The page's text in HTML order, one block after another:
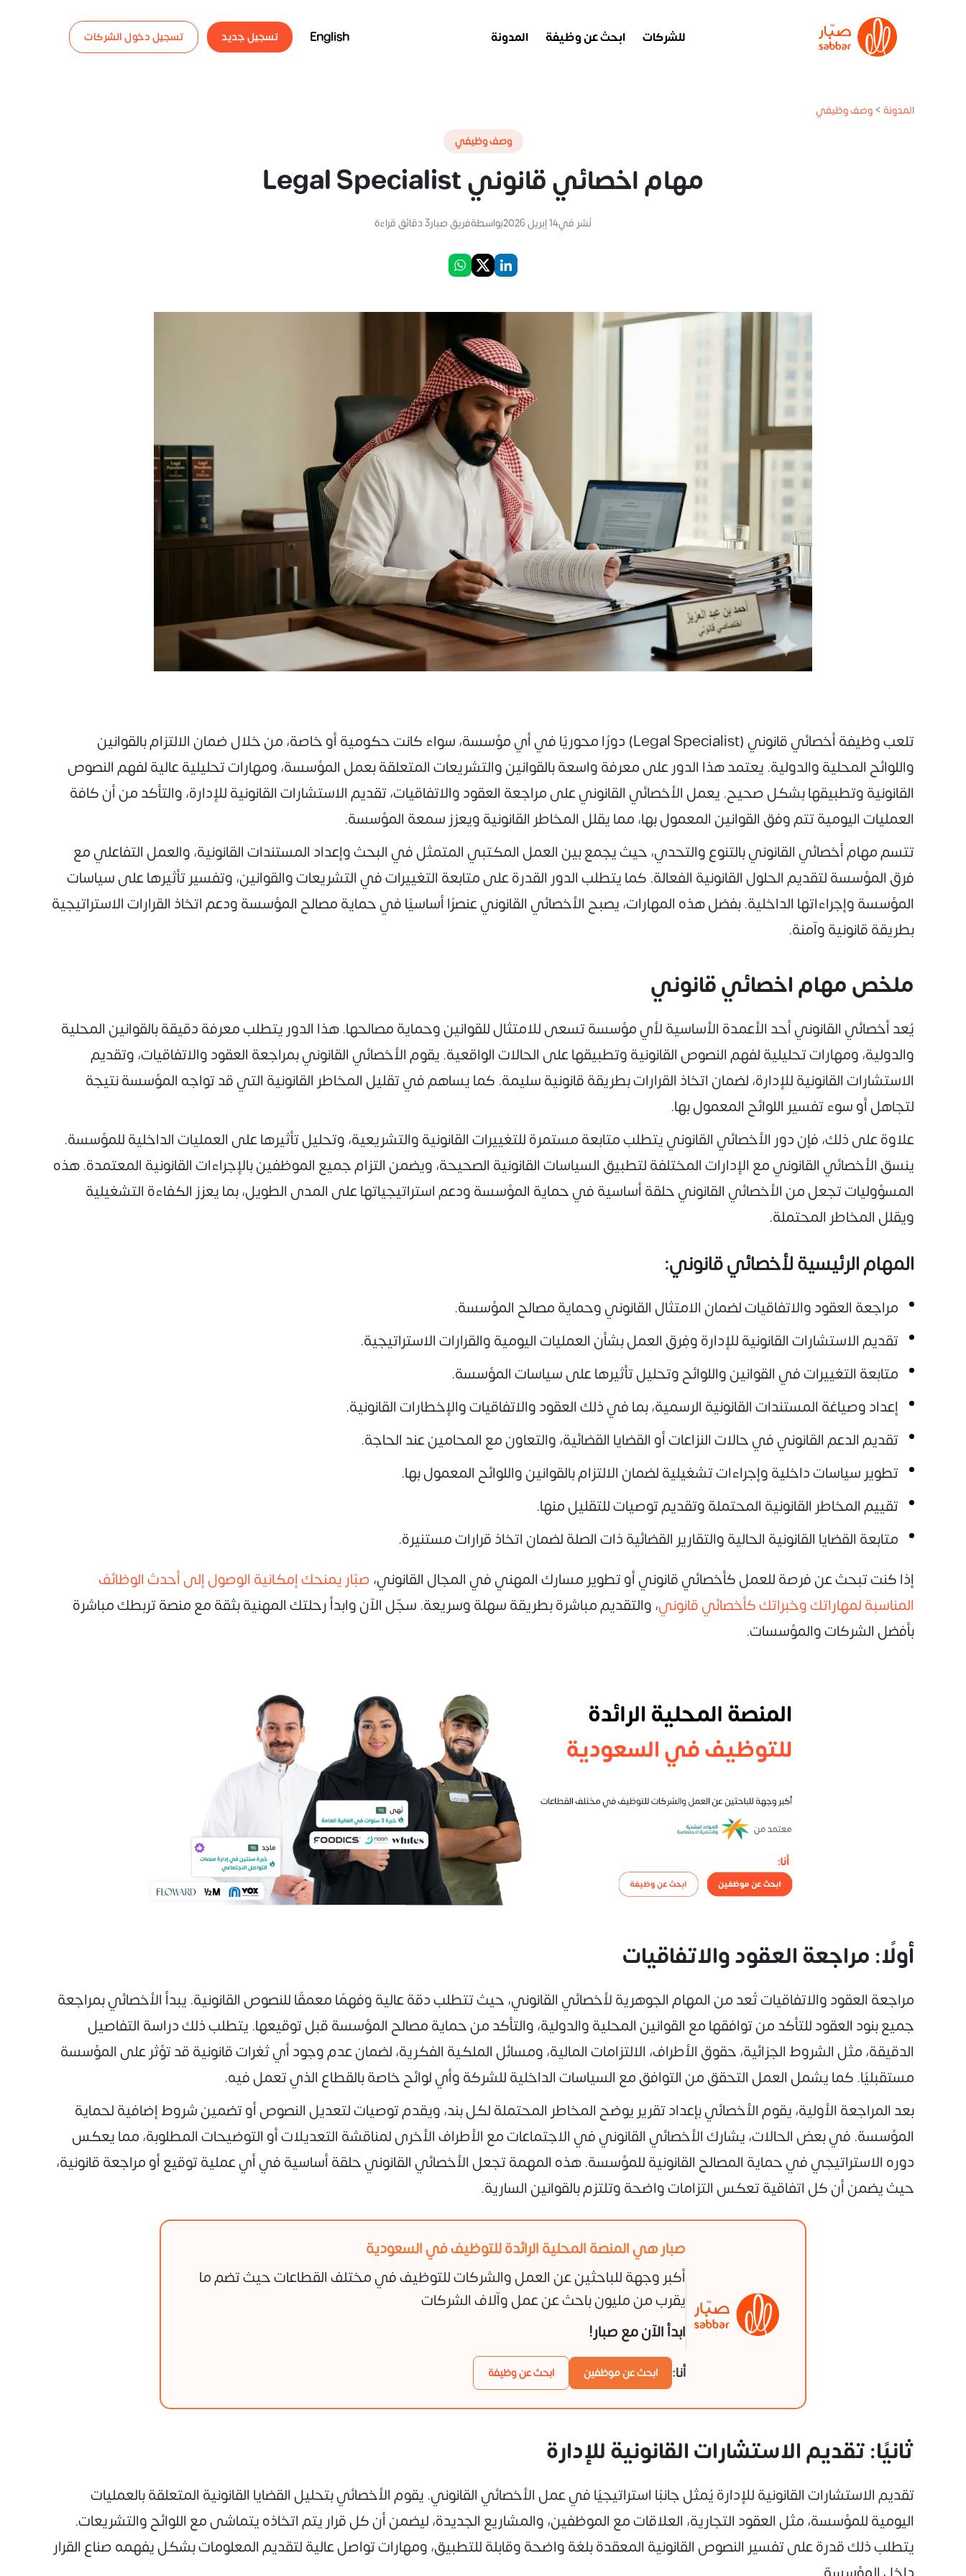
للشركات ابحث عن وظيفة المدونة English تسجيل جديد تسجيل دخول الشركات
المدونة>وصف وظيفي
وصف وظيفي
مهام اخصائي قانوني Legal Specialist
نُشر في14 إبريل 2026 بواسطةفريق صبار3دقائق قراءة
تلعب وظيفة أخصائي قانوني (Legal Specialist) دورًا محوريًا في أي مؤسسة، سواء كانت حكومية أو خاصة، من خلال ضمان الالتزام بالقوانين
واللوائح المحلية والدولية. يعتمد هذا الدور على معرفة واسعة بالقوانين والتشريعات المتعلقة بعمل المؤسسة، ومهارات تحليلية عالية لفهم النصوص
القانونية وتطبيقها بشكل صحيح. يعمل الأخصائي القانوني على مراجعة العقود والاتفاقيات، تقديم الاستشارات القانونية للإدارة، والتأكد من أن كافة
العمليات اليومية تتم وفق القوانين المعمول بها، مما يقلل المخاطر القانونية ويعزز سمعة المؤسسة.
تتسم مهام أخصائي القانوني بالتنوع والتحدي، حيث يجمع بين العمل المكتبي المتمثل في البحث وإعداد المستندات القانونية، والعمل التفاعلي مع
فرق المؤسسة لتقديم الحلول القانونية الفعالة. كما يتطلب الدور القدرة على متابعة التغييرات في التشريعات والقوانين، وتفسير تأثيرها على سياسات
المؤسسة وإجراءاتها الداخلية. بفضل هذه المهارات، يصبح الأخصائي القانوني عنصرًا أساسيًا في حماية مصالح المؤسسة ودعم اتخاذ القرارات الاستراتيجية
بطريقة قانونية وآمنة.
ملخص مهام اخصائي قانوني
يُعد أخصائي القانوني أحد الأعمدة الأساسية لأي مؤسسة تسعى للامتثال للقوانين وحماية مصالحها. هذا الدور يتطلب معرفة دقيقة بالقوانين المحلية
والدولية، ومهارات تحليلية لفهم النصوص القانونية وتطبيقها على الحالات الواقعية. يقوم الأخصائي القانوني بمراجعة العقود والاتفاقيات، وتقديم
الاستشارات القانونية للإدارة، لضمان اتخاذ القرارات بطريقة قانونية سليمة. كما يساهم في تقليل المخاطر القانونية التي قد تواجه المؤسسة نتيجة
لتجاهل أو سوء تفسير اللوائح المعمول بها.
علاوة على ذلك، فإن دور الأخصائي القانوني يتطلب متابعة مستمرة للتغييرات القانونية والتشريعية، وتحليل تأثيرها على العمليات الداخلية للمؤسسة.
ينسق الأخصائي القانوني مع الإدارات المختلفة لتطبيق السياسات القانونية الصحيحة، ويضمن التزام جميع الموظفين بالإجراءات القانونية المعتمدة. هذه
المسؤوليات تجعل من الأخصائي القانوني حلقة أساسية في حماية المؤسسة ودعم استراتيجياتها على المدى الطويل، بما يعزز الكفاءة التشغيلية
ويقلل المخاطر المحتملة.
المهام الرئيسية لأخصائي قانوني:
مراجعة العقود والاتفاقيات لضمان الامتثال القانوني وحماية مصالح المؤسسة.
تقديم الاستشارات القانونية للإدارة وفِرق العمل بشأن العمليات اليومية والقرارات الاستراتيجية.
متابعة التغييرات في القوانين واللوائح وتحليل تأثيرها على سياسات المؤسسة.
إعداد وصياغة المستندات القانونية الرسمية، بما في ذلك العقود والاتفاقيات والإخطارات القانونية.
تقديم الدعم القانوني في حالات النزاعات أو القضايا القضائية، والتعاون مع المحامين عند الحاجة.
تطوير سياسات داخلية وإجراءات تشغيلية لضمان الالتزام بالقوانين واللوائح المعمول بها.
تقييم المخاطر القانونية المحتملة وتقديم توصيات للتقليل منها.
متابعة القضايا القانونية الحالية والتقارير القضائية ذات الصلة لضمان اتخاذ قرارات مستنيرة.
إذا كنت تبحث عن فرصة للعمل كأخصائي قانوني أو تطوير مسارك المهني في المجال القانوني،صبّار يمنحك إمكانية الوصول إلى أحدث الوظائف
المناسبة لمهاراتك وخبراتك كأخصائي قانوني، والتقديم مباشرة بطريقة سهلة وسريعة. سجّل الآن وابدأ رحلتك المهنية بثقة مع منصة تربطك مباشرة
بأفضل الشركات والمؤسسات.
أولًا: مراجعة العقود والاتفاقيات
مراجعة العقود والاتفاقيات تُعد من المهام الجوهرية لأخصائي القانوني، حيث تتطلب دقة عالية وفهمًا معمقًا للنصوص القانونية. يبدأ الأخصائي بمراجعة
جميع بنود العقود للتأكد من توافقها مع القوانين المحلية والدولية، والتأكد من حماية مصالح المؤسسة قبل توقيعها. يتطلب ذلك دراسة التفاصيل
الدقيقة، مثل الشروط الجزائية، حقوق الأطراف، الالتزامات المالية، ومسائل الملكية الفكرية، لضمان عدم وجود أي ثغرات قانونية قد تؤثر على المؤسسة
مستقبليًا. كما يشمل العمل التحقق من التوافق مع السياسات الداخلية للشركة وأي لوائح خاصة بالقطاع الذي تعمل فيه.
بعد المراجعة الأولية، يقوم الأخصائي بإعداد تقرير يوضح المخاطر المحتملة لكل بند، ويقدم توصيات لتعديل النصوص أو تضمين شروط إضافية لحماية
المؤسسة. في بعض الحالات، يشارك الأخصائي القانوني في الاجتماعات مع الأطراف الأخرى لمناقشة التعديلات أو التوضيحات المطلوبة، مما يعكس
دوره الاستراتيجي في حماية المصالح القانونية للمؤسسة. هذه المهمة تجعل الأخصائي القانوني حلقة أساسية في أي عملية توقيع أو مراجعة قانونية،
حيث يضمن أن كل اتفاقية تعكس التزامات واضحة وتلتزم بالقوانين السارية.
صبار هي المنصة المحلية الرائدة للتوظيف في السعودية
أكبر وجهة للباحثين عن العمل والشركات للتوظيف في مختلف القطاعات حيث تضم ما
يقرب من مليون باحث عن عمل وآلاف الشركات
ابدأ الآن مع صبار!
أنا: ابحث عن موظفين ابحث عن وظيفة
ثانيًا: تقديم الاستشارات القانونية للإدارة
تقديم الاستشارات القانونية للإدارة يُمثل جانبًا استراتيجيًا في عمل الأخصائي القانوني. يقوم الأخصائي بتحليل القضايا القانونية المتعلقة بالعمليات
اليومية للمؤسسة، مثل العقود التجارية، العلاقات مع الموظفين، والمشاريع الجديدة، ليضمن أن كل قرار يتم اتخاذه يتماشى مع اللوائح والتشريعات.
يتطلب ذلك قدرة على تفسير النصوص القانونية المعقدة بلغة واضحة وقابلة للتطبيق، ومهارات تواصل عالية لتقديم المعلومات بشكل يفهمه صناع القرار